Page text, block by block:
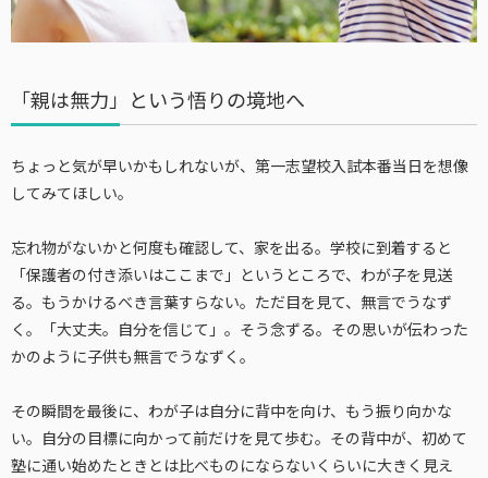
「親は無力」という悟りの境地へ
ちょっと気が早いかもしれないが、第一志望校入試本番当日を想像
してみてほしい。
忘れ物がないかと何度も確認して、家を出る。学校に到着すると
「保護者の付き添いはここまで」というところで、わが子を見送
る。もうかけるべき言葉すらない。ただ目を見て、無言でうなず
く。「大丈夫。自分を信じて」。そう念ずる。その思いが伝わった
かのように子供も無言でうなずく。
その瞬間を最後に、わが子は自分に背中を向け、もう振り向かな
い。自分の目標に向かって前だけを見て歩む。その背中が、初めて
塾に通い始めたときとは比べものにならないくらいに大きく見え